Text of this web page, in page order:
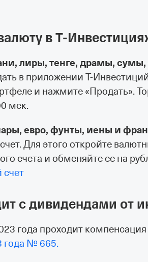
в Т⁠-⁠
лиры, тенге, драмы,
в приложении Т⁠-⁠
и нажмите «Продать».
мск.
евро, фунты, иены и
Для этого откройте
счета и обменяйте ее на
счет
с дивидендами от
года проходит
года № 665.